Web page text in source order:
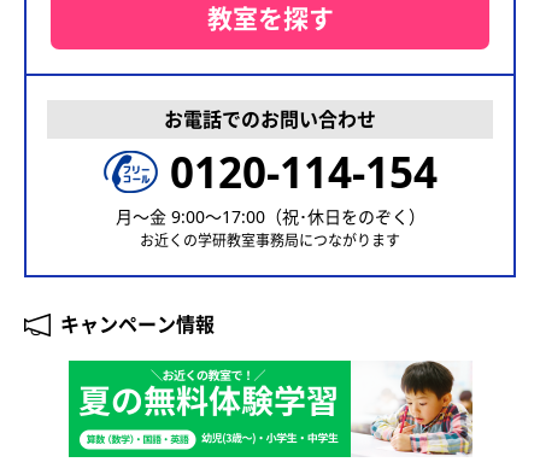
教室を探す
お電話でのお問い合わせ
0120-114-154
月〜金 9:00〜17:00（祝･休日をのぞく）
お近くの学研教室事務局につながります
キャンペーン情報